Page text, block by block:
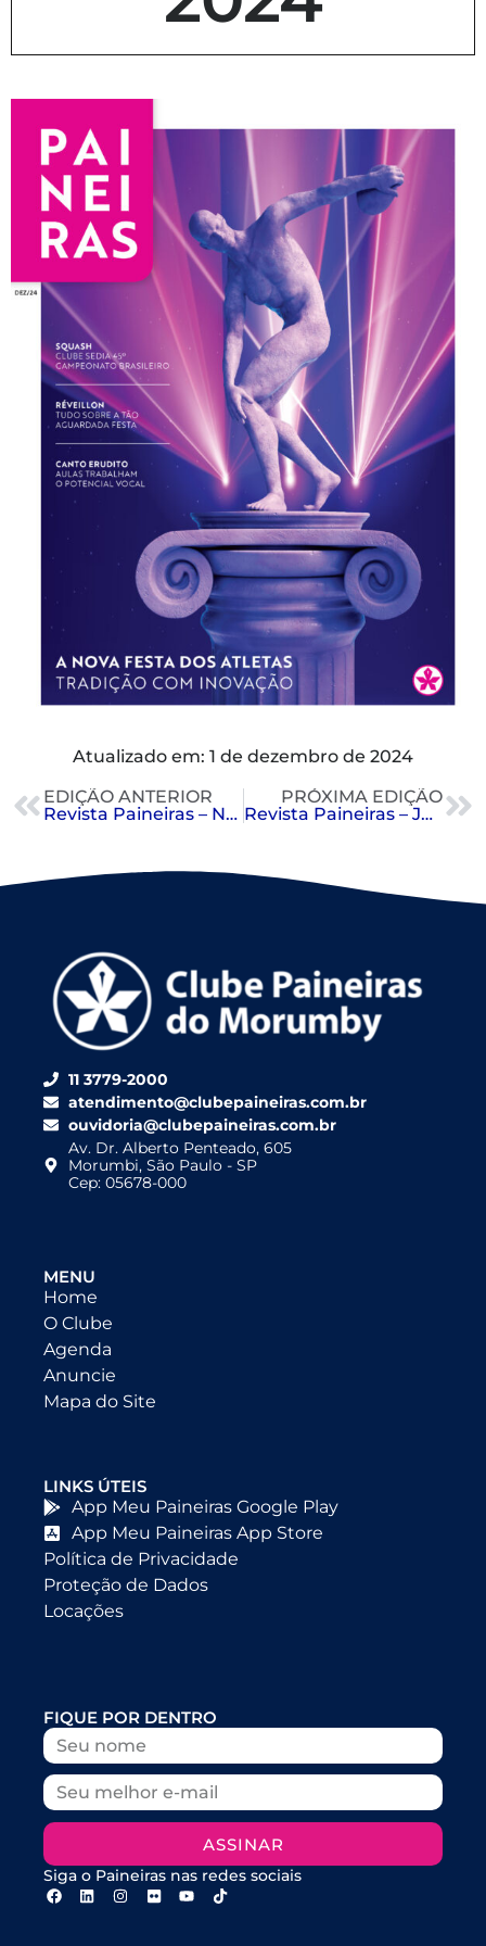
Atualizado em: 1 de dezembro de 2024
EDIÇÃO ANTERIOR
Revista Paineiras – Novembro 2024
PRÓXIMA EDIÇÃO
Revista Paineiras – Janeiro 2025
11 3779-2000
atendimento@clubepaineiras.com.br
ouvidoria@clubepaineiras.com.br
Av. Dr. Alberto Penteado, 605
Morumbi, São Paulo - SP
Cep: 05678-000
MENU
Home
O Clube
Agenda
Anuncie
Mapa do Site
LINKS ÚTEIS
App Meu Paineiras Google Play
App Meu Paineiras App Store
Política de Privacidade
Proteção de Dados
Locações
FIQUE POR DENTRO
ASSINAR
Siga o Paineiras nas redes sociais